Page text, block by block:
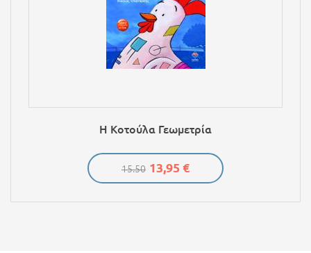
Η Κοτούλα Γεωμετρία
15.50 13,95 €